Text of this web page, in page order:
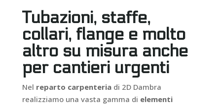
Tubazioni, staffe,
collari, flange e molto
altro su misura anche
per cantieri urgenti
Nel reparto carpenteriadi 2D Dambra
realizziamo una vasta gamma di elementi